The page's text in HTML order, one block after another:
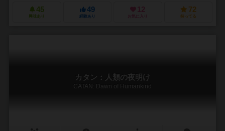
45
興味あり
49
経験あり
12
お気に入り
72
持ってる
カタン：人類の夜明け
CATAN: Dawn of Humankind